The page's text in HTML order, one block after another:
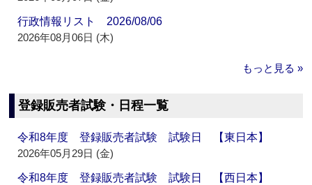
行政情報リスト 2026/08/06
2026年08月06日 (木)
もっと見る »
登録販売者試験・日程一覧
令和8年度 登録販売者試験 試験日 【東日本】
2026年05月29日 (金)
令和8年度 登録販売者試験 試験日 【西日本】